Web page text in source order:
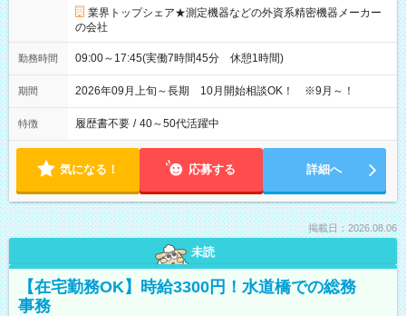
業界トップシェア★測定機器などの外資系精密機器メーカー
の会社
勤務時間 09:00～17:45(実働7時間45分 休憩1時間)
期間 2026年09月上旬～長期 10月開始相談OK！ ※9月～！
特徴 履歴書不要 / 40～50代活躍中
気になる！ 応募する 詳細へ
掲載日：2026.08.06
未読
【在宅勤務OK】時給3300円！水道橋での総務
事務